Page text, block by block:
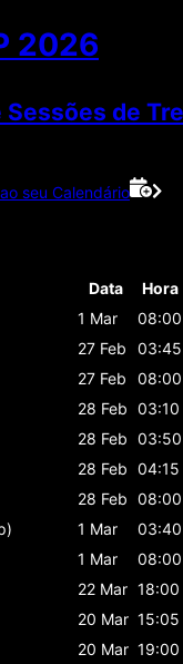
2026
de
seu Calendário
Data
Hora
1 Mar
08:00
27 Feb
03:45
27 Feb
08:00
28 Feb 03:10
28 Feb 03:50
28 Feb 04:15
28 Feb 08:00
1 Mar
03:40
1 Mar
08:00
22 Mar 18:00
20 Mar 15:05
20 Mar 19:00